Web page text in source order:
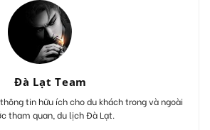
Đà Lạt Team
tin hữu ích cho du khách trong và ngoài
tham quan, du lịch Đà Lạt.